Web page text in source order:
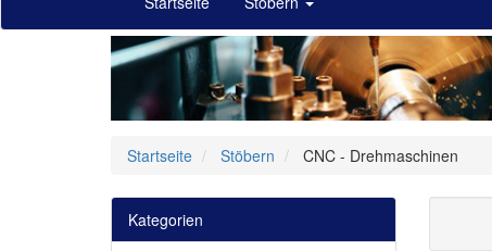
Startseite Stöbern CNC - Drehmaschinen
Kategorien